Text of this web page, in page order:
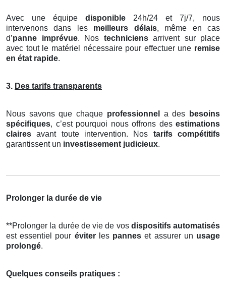
Avec une équipe disponible 24h/24 et 7j/7, nous
intervenons dans les meilleurs délais, même en cas
d’panne imprévue. Nos techniciensarrivent sur place
avec tout le matériel nécessaire pour effectuer une remise
en état rapide.
3. Des tarifs transparents
Nous savons que chaque professionnel a des
besoins
spécifiques, c’est pourquoi nous offrons des estimations
claires avant toute intervention. Nos tarifs compétitifs
garantissent un investissement judicieux.
Prolonger la durée de vie
**Prolonger la durée de vie de vos dispositifs automatisés
est essentiel pour éviterles pannes et assurer un usage
prolongé.
Quelques conseils pratiques :